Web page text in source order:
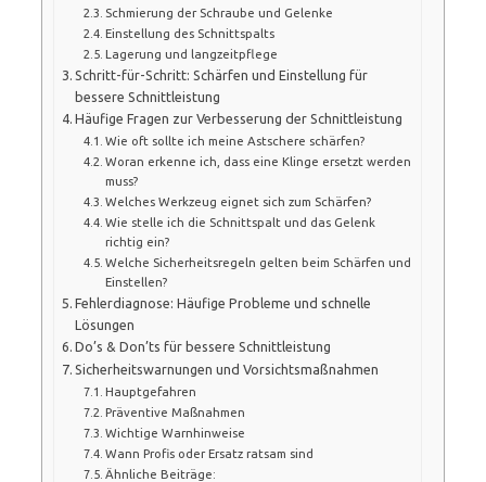
Schmierung der Schraube und Gelenke
Einstellung des Schnittspalts
Lagerung und langzeitpflege
Schritt-für-Schritt: Schärfen und Einstellung für
bessere Schnittleistung
Häufige Fragen zur Verbesserung der Schnittleistung
Wie oft sollte ich meine Astschere schärfen?
Woran erkenne ich, dass eine Klinge ersetzt werden
muss?
Welches Werkzeug eignet sich zum Schärfen?
Wie stelle ich die Schnittspalt und das Gelenk
richtig ein?
Welche Sicherheitsregeln gelten beim Schärfen und
Einstellen?
Fehlerdiagnose: Häufige Probleme und schnelle
Lösungen
Do’s & Don’ts für bessere Schnittleistung
Sicherheitswarnungen und Vorsichtsmaßnahmen
Hauptgefahren
Präventive Maßnahmen
Wichtige Warnhinweise
Wann Profis oder Ersatz ratsam sind
Ähnliche Beiträge: